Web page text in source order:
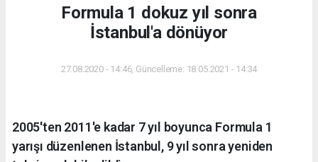
Formula 1 dokuz yıl sonra
İstanbul'a dönüyor
27.08.2020 - 14:46, Güncelleme: 18.05.2021 - 14:34
2005'ten 2011'e kadar 7 yıl boyunca Formula 1
yarışı düzenlenen İstanbul, 9 yıl sonra yeniden